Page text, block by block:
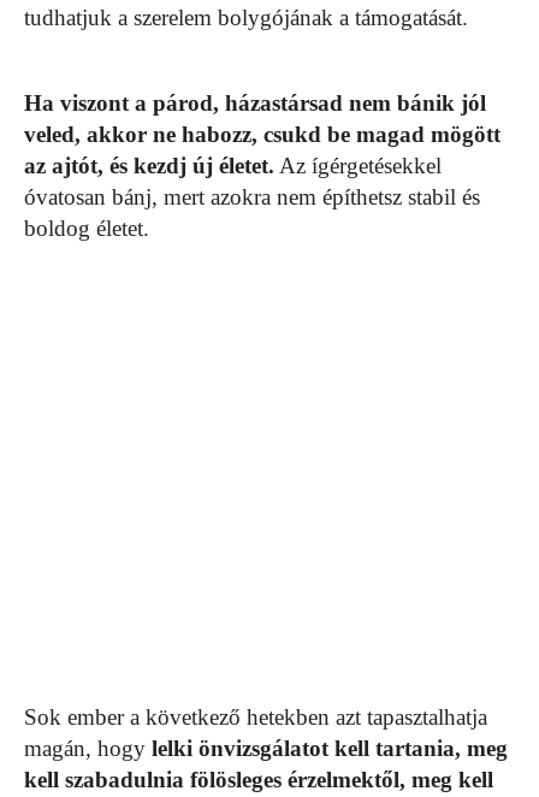
tudhatjuk a szerelem bolygójának a támogatását.
Ha viszont a párod, házastársad nem bánik jól
veled, akkor ne habozz, csukd be magad mögött
az ajtót, és kezdj új életet. Az ígérgetésekkel
óvatosan bánj, mert azokra nem építhetsz stabil és
boldog életet.
Sok ember a következő hetekben azt tapasztalhatja
magán, hogy lelki önvizsgálatot kell tartania, meg
kell szabadulnia fölösleges érzelmektől, meg kell